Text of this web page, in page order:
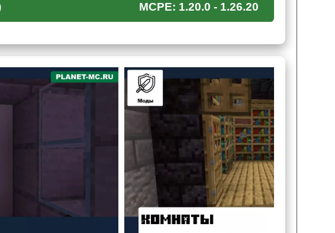
поместит игрока Майнкрафт ПЕ в большой таинственный
оружие.
MCPE: 1.20.0 - 1.26.20